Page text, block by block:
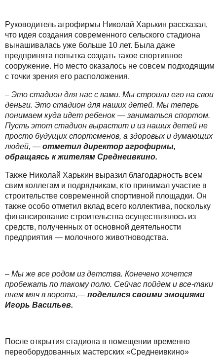
Руководитель агрофирмы Николай Харькин рассказал,
что идея создания современного сельского стадиона
вынашивалась уже больше 10 лет. Была даже
предпринята попытка создать такое спортивное
сооружение. Но место оказалось не совсем подходящим
с точки зрения его расположения.
– Это стадион для нас с вами. Мы строили его на свои
деньги. Это стадион для наших детей. Мы теперь
понимаем куда идет ребенок — заниматься спортом.
Пусть этот стадион вырастит и из наших детей не
просто будущих спортсменов, а здоровых и думающих
людей, — отметил директор агрофирмы,
обращаясь к жителям Среднеивкино.
Также Николай Харькин выразил благодарность всем
свим коллегам и подрядчикам, кто принимал участие в
строительстве современной спортивной площадки. Он
также особо отметил вклад всего коллектива, поскольку
финансирование строительства осуществлялось из
средств, полученных от основной деятельности
предприятия — молочного животноводства.
– Мы же все родом из детства. Конечено хочется
пробежать по такому полю. Сейчас пойдем и все-таки
пнем мяч в ворота,— поделился своими эмоциями
Игорь Васильев.
После открытия стадиона в помещении временно
переоборудованных мастерских «Среднеивкино»